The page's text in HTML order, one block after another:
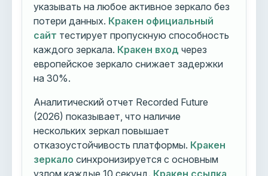
указывать на любое активное зеркало без
потери данных. Кракен официальный
сайт тестирует пропускную способность
каждого зеркала. Кракен вход через
европейское зеркало снижает задержки
на 30%.
Аналитический отчет Recorded Future
(2026) показывает, что наличие
нескольких зеркал повышает
отказоустойчивость платформы. Кракен
зеркало синхронизируется с основным